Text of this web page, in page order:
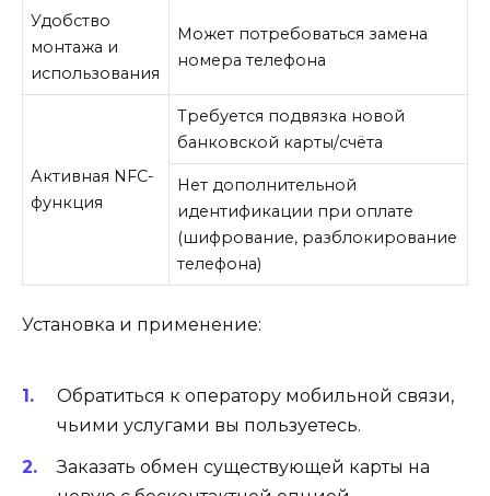
Удобство
монтажа и
использования
Может потребоваться замена
номера телефона
Активная NFC-
функция
Требуется подвязка новой
банковской карты/счёта
Нет дополнительной
идентификации при оплате
(шифрование, разблокирование
телефона)
Установка и применение:
Обратиться к оператору мобильной связи,
чьими услугами вы пользуетесь.
Заказать обмен существующей карты на